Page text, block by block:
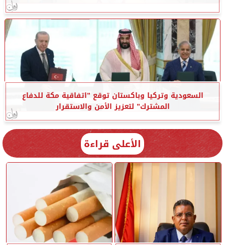
السعودية وتركيا وباكستان توقع ”اتفاقية مكة للدفاع
المشترك” لتعزيز الأمن والاستقرار
الأعلى قراءة